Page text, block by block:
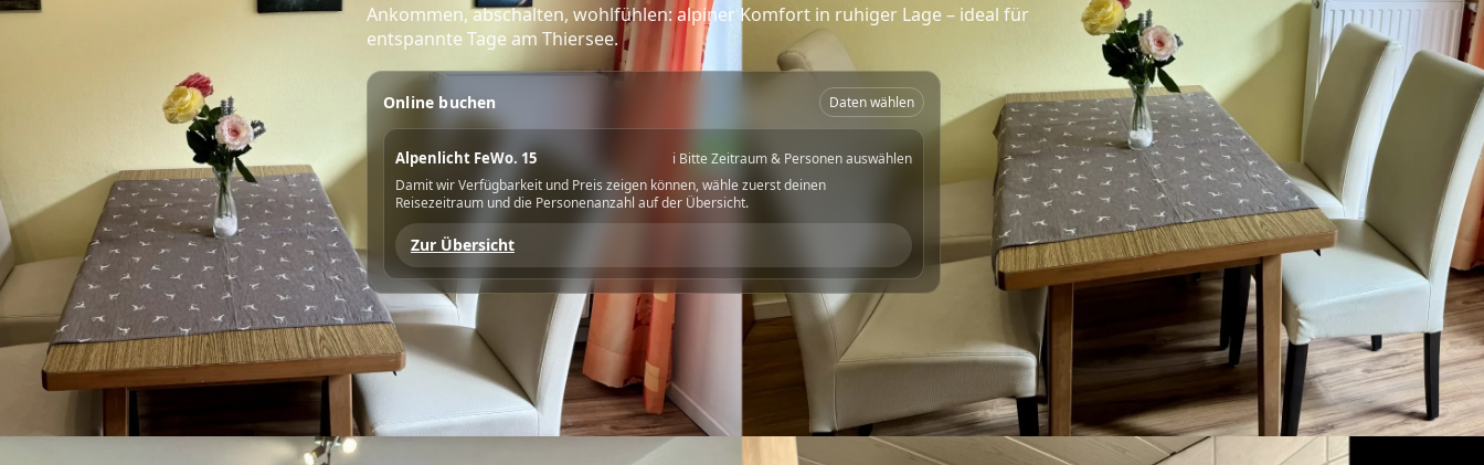
Ankommen, abschalten, wohlfühlen: alpiner Komfort in ruhiger Lage – ideal für
entspannte Tage am Thiersee.
Online buchen Daten wählen
Alpenlicht FeWo. 15
ℹ️ Bitte Zeitraum & Personen auswählen
Damit wir Verfügbarkeit und Preis zeigen können, wähle zuerst deinen
Reisezeitraum und die Personenanzahl auf der Übersicht.
Zur Übersicht